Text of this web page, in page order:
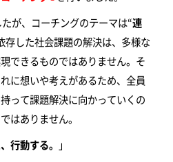
が、コーチングのテーマは“連
存した社会課題の解決は、多様な
できるものではありません。そ
に想いや考えがあるため、全員
って課題解決に向かっていくの
はありません。
行動する。
」